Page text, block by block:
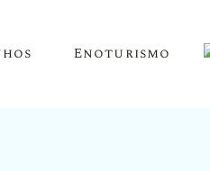
Enoturismo